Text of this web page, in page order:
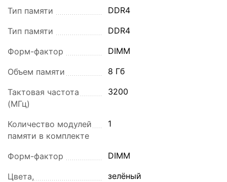
Тип памяти DDR4
Тип памяти DDR4
Форм-фактор DIMM
Объем памяти 8 Гб
Тактовая частота
(МГц)
3200
Количество модулей
памяти в комплекте
1
Форм-фактор DIMM
Цвета,
зелёный